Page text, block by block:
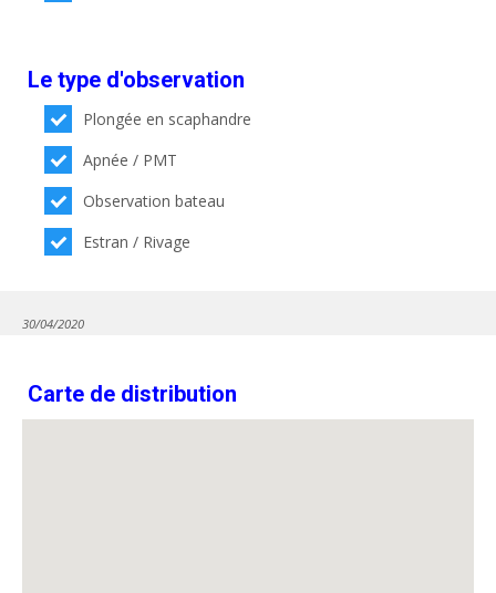
Le type d'observation
Plongée en scaphandre
Apnée / PMT
Observation bateau
Estran / Rivage
30/04/2020
Carte de distribution